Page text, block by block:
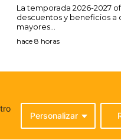
La temporada 2026-2027
descuentos y beneficios a
mayores...
hace 8 horas